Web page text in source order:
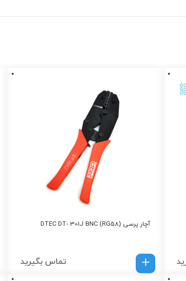
آچار پرسی (DTEC DT- 301J BNC (RG58
تماس بگیرید